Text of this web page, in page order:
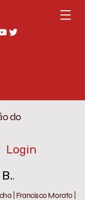
do
Login
Buscar
| Francisco Morato |